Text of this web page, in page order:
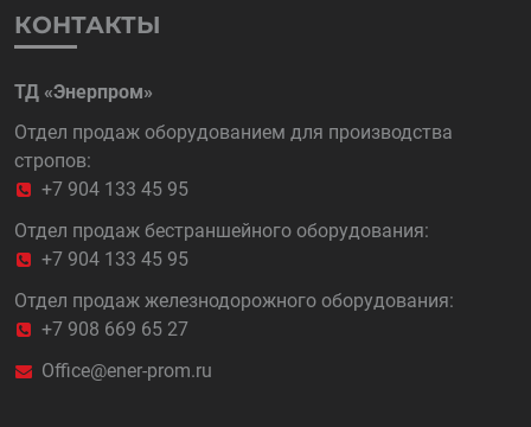
КОНТАКТЫ
ТД «Энерпром»
Отдел продаж оборудованием для производства
стропов:
+7 904 133 45 95
Отдел продаж бестраншейного оборудования:
+7 904 133 45 95
Отдел продаж железнодорожного оборудования:
+7 908 669 65 27
Office@ener-prom.ru